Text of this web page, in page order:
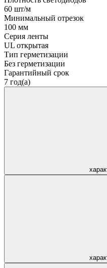
60 шт/м
Минимальный отрезок
100 мм
Серия ленты
UL открытая
Тип герметизации
Без герметизации
Гарантийный срок
7 год(а)